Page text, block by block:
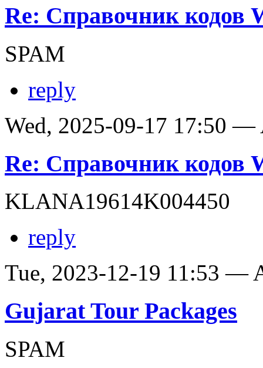
Re: Справочник кодов
SPAM
reply
Wed, 2025-09-17 17:50 —
Re: Справочник кодов
KLANA19614K004450
reply
Tue, 2023-12-19 11:53 —
Gujarat Tour Packages
SPAM